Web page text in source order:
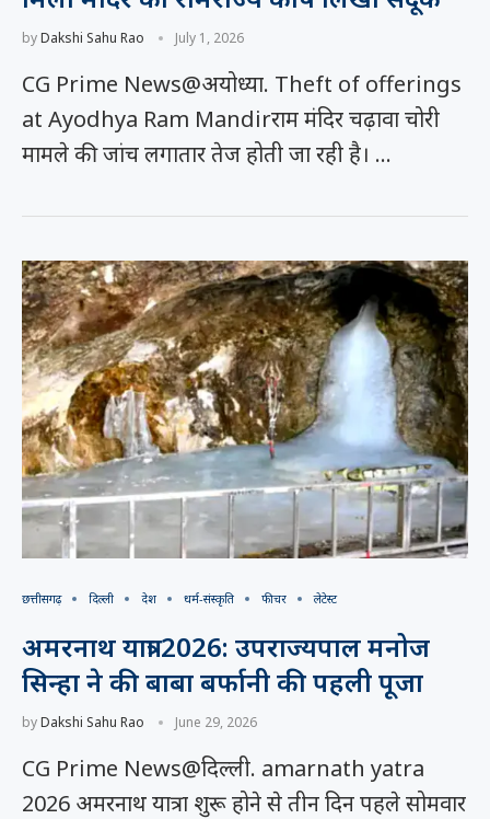
byDakshi Sahu Rao July 1, 2026
CG Prime News@अयोध्या. Theft of offerings
at Ayodhya Ram Mandirराम मंदिर चढ़ावा चोरी
मामले की जांच लगातार तेज होती जा रही है। …
छत्तीसगढ़ दिल्ली देश धर्म-संस्कृति फीचर लेटेस्ट
अमरनाथ यात्रा 2026: उपराज्यपाल मनोज
सिन्हा ने की बाबा बर्फानी की पहली पूजा
byDakshi Sahu Rao June 29, 2026
CG Prime News@दिल्ली. amarnath yatra
2026 अमरनाथ यात्रा शुरू होने से तीन दिन पहले सोमवार